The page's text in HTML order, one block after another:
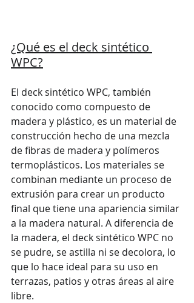
¿Qué es el deck sintético
WPC?
El deck sintético WPC, también
conocido como compuesto de
madera y plástico, es un material de
construcción hecho de una mezcla
de fibras de madera y polímeros
termoplásticos. Los materiales se
combinan mediante un proceso de
extrusión para crear un producto
final que tiene una apariencia similar
a la madera natural. A diferencia de
la madera, el deck sintético WPC no
se pudre, se astilla ni se decolora, lo
que lo hace ideal para su uso en
terrazas, patios y otras áreas al aire
libre.